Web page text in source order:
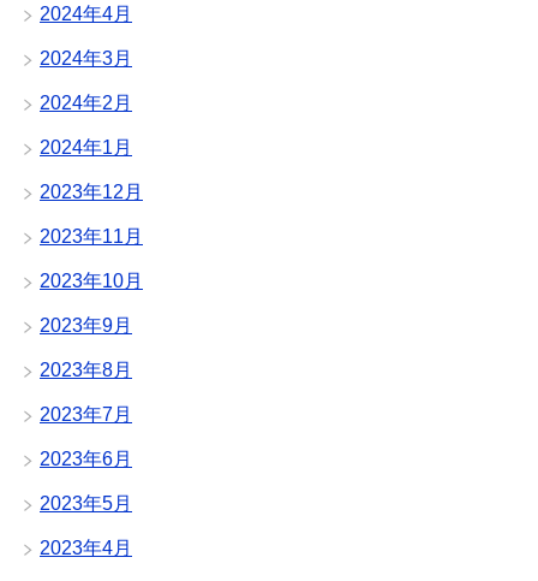
2024年4月
2024年3月
2024年2月
2024年1月
2023年12月
2023年11月
2023年10月
2023年9月
2023年8月
2023年7月
2023年6月
2023年5月
2023年4月